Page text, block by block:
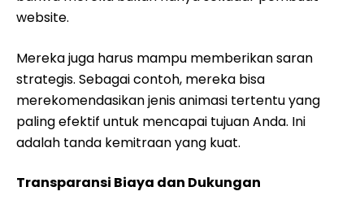
website.
Mereka juga harus mampu memberikan saran
strategis. Sebagai contoh, mereka bisa
merekomendasikan jenis animasi tertentu yang
paling efektif untuk mencapai tujuan Anda. Ini
adalah tanda kemitraan yang kuat.
Transparansi Biaya dan Dukungan